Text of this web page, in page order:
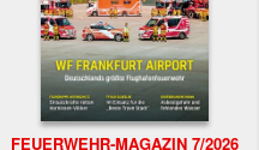
FEUERWEHR-MAGAZIN 7/2026